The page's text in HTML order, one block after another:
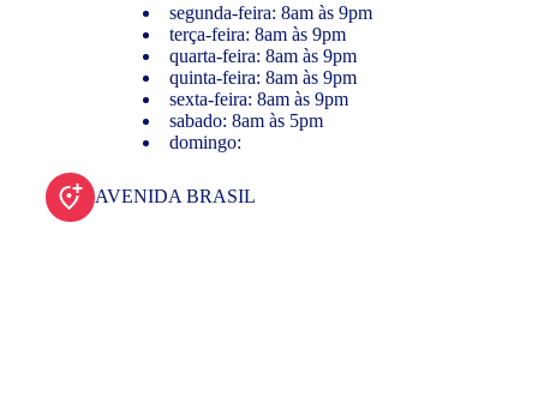
segunda-feira: 8am às 9pm
terça-feira: 8am às 9pm
quarta-feira: 8am às 9pm
quinta-feira: 8am às 9pm
sexta-feira: 8am às 9pm
sabado: 8am às 5pm
domingo:
AVENIDA BRASIL